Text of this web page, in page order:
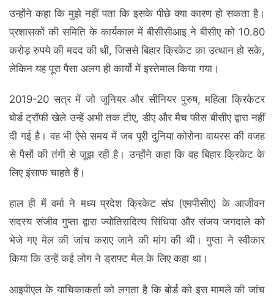
उन्होंने कहा कि मुझे नहीं पता कि इसके पीछे क्या कारण हो सकता है।
प्रशासकों की समिति के कार्यकाल में बीसीसीआइ ने बीसीए को 10.80
करोड़ रुपये की मदद की थी, जिससे बिहार क्रिकेट का उत्थान हो सके,
लेकिन यह पूरा पैसा अलग ही कार्यो में इस्तेमाल किया गया।
2019-20 सत्र में जो जूनियर और सीनियर पुरुष, महिला क्रिकेटर
बोर्ड ट्रॉफी खेले उन्हें अभी तक टीए, डीए और मैच फीस बीसीए द्वारा नहीं
दी गई है। वह भी ऐसे समय में जब पूरी दुनिया कोरोना वायरस की वजह
से पैसों की तंगी से जूझ रही है। उन्होंने कहा कि वह बिहार क्रिकेट के
लिए इंसाफ चाहते हैं।
हाल ही में वर्मा ने मध्य प्रदेश क्रिकेट संघ (एमपीसीए) के आजीवन
सदस्य संजीव गुप्ता द्वारा ज्योतिरादित्य सिंधिया और संजय जगदाले को
भेजे गए मेल की जांच कराए जाने की मांग की थी। गुप्ता ने स्वीकार
किया कि उन्हें कई लोग ने ड्राफ्ट मेल के लिए कहा था।
आइपीएल के याचिकाकर्ता को लगता है कि बोर्ड को इस मामले की जांच